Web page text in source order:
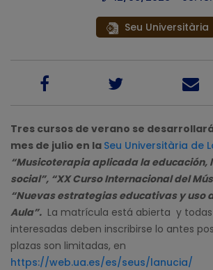
Seu Universitària
Tres cursos de verano se
mes de julio en la Seu Universitària de
“Musicoterapia aplicada la educación,
social”, “XX Curso Internacional del
“Nuevas estrategias educativas y uso
Aula”. La matrícula está abierta y todas
interesadas deben inscribirse lo antes
plazas son limitadas, en
https://web.ua.es/es/seus/lanucia/